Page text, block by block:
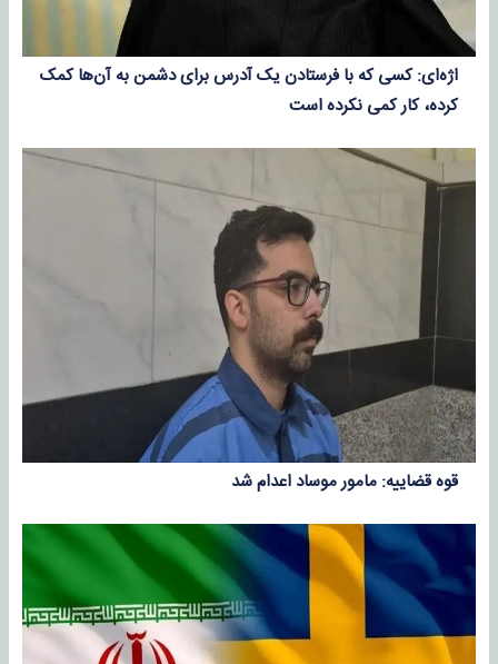
اژه‌ای: کسی که با فرستادن یک آدرس برای دشمن به آن‌ها کمک
کرده، کار کمی نکرده است
قوه قضاییه: مامور موساد اعدام شد